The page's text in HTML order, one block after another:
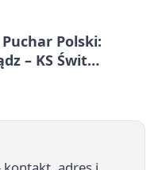
Polski:
– KS Świt